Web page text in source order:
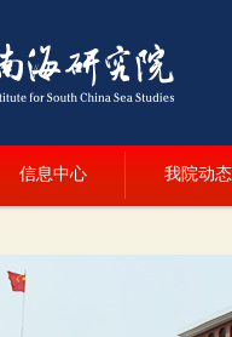
信息中心 我院动态